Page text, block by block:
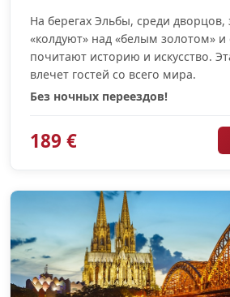
На берегах Эльбы, среди дворцов,
«колдуют» над «белым золотом»
почитают историю и искусство.
влечет гостей со всего мира.
Без ночных переездов!
189 €